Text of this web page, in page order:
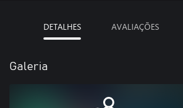
DETALHES AVALIAÇÕES
Galeria